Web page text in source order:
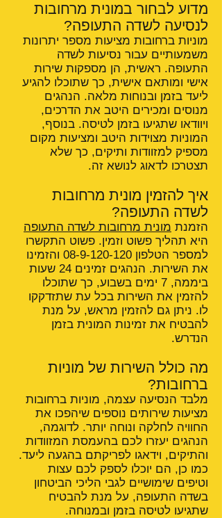
מדוע לבחור במונית מרחובות
לנסיעה לשדה התעופה?
מוניות ברחובות מציעות מספר יתרונות
משמעותיים עבור נסיעות לשדה
התעופה. ראשית, הן מספקות שירות
אישי ומותאם אישית, כך שתוכלו להגיע
ליעד בזמן ובנוחות מלאה. הנהגים
מנוסים ומכירים היטב את הדרכים,
ויוודאו שתגיעו בזמן לטיסה. בנוסף,
המוניות מצוידות היטב ומציעות מקום
מספיק למזוודות ותיקים, כך שלא
תצטרכו לדאוג לנושא זה.
איך להזמין מונית מרחובות
לשדה התעופה?
הזמנת מונית מרחובות לשדה התעופה
היא תהליך פשוט וזמין. פשוט התקשרו
למספר הטלפון 08-9-120-120 והזמינו
את השירות. הנהגים זמינים 24 שעות
ביממה, 7 ימים בשבוע, כך שתוכלו
להזמין את השירות בכל עת שתזדקקו
לו. ניתן גם להזמין מראש, על מנת
להבטיח את זמינות המונית בזמן
הנדרש.
מה כולל השירות של מוניות
ברחובות?
מלבד הנסיעה עצמה, מוניות ברחובות
מציעות שירותים נוספים שיהפכו את
החוויה לחלקה ונוחה יותר. לדוגמה,
הנהגים יעזרו לכם בהעמסת המזוודות
והתיקים, וידאגו לפריקתם בהגעה ליעד.
כמו כן, הם יוכלו לספק לכם עצות
וטיפים שימושיים לגבי הליכי הביטחון
בשדה התעופה, על מנת להבטיח
שתגיעו לטיסה בזמן ובמנוחה.